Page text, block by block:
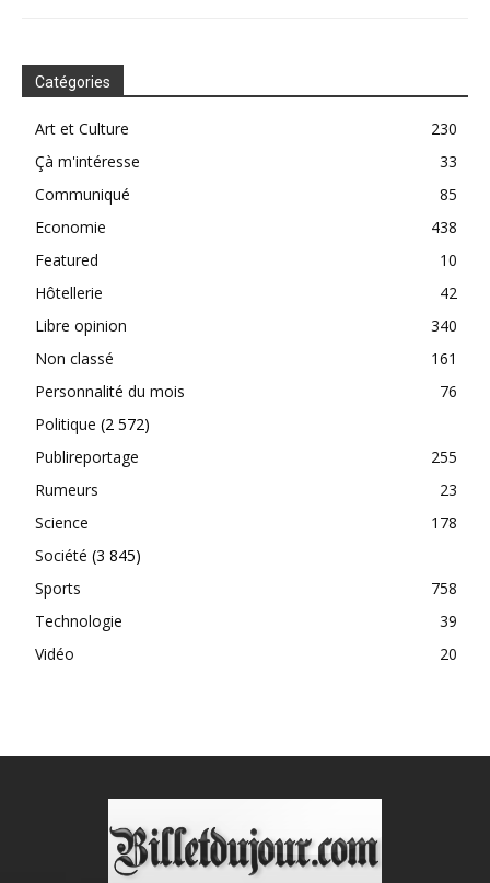
Catégories
Art et Culture
230
Çà m'intéresse
33
Communiqué
85
Economie
438
Featured
10
Hôtellerie
42
Libre opinion
340
Non classé
161
Personnalité du mois
76
Politique (2 572)
Publireportage
255
Rumeurs
23
Science
178
Société (3 845)
Sports
758
Technologie
39
Vidéo
20